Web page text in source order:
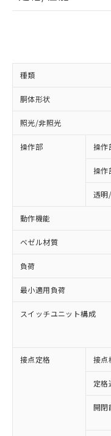
種類
胴体形状
照光/非照光
操作部 操作
操作
透明
動作機能
ベゼル材質
負荷
最小適用負荷
スイッチユニット構成
接点定格 接点
定格
開閉
※1 対応状況
対応済み
非含有に対応
対応予定：